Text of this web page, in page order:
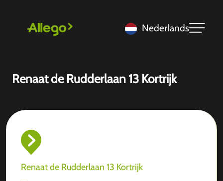
Nederlands
Renaat de Rudderlaan 13 Kortrijk
Renaat de Rudderlaan 13 Kortrijk